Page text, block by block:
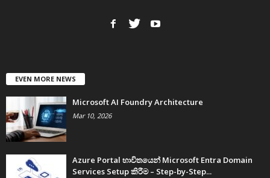
EVEN MORE NEWS
Microsoft AI Foundry Architecture
Mar 10, 2026
Azure Portal භාවිතයෙන් Microsoft Entra Domain
Services Setup කිරීම – Step-by-Step...